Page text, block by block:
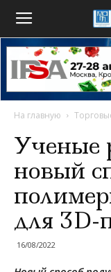
На главную
Ученые
новый
для 3D-
16/08/2022